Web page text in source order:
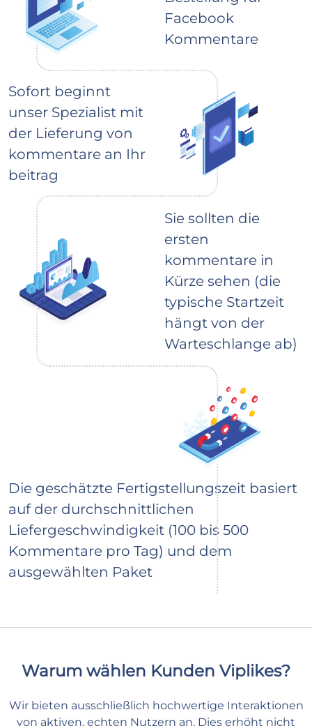
Facebook
Kommentare
Sofort beginnt
unser Spezialist mit
der Lieferung von
kommentare an Ihr
beitrag
Sie sollten die
ersten
kommentare in
Kürze sehen (die
typische Startzeit
hängt von der
Warteschlange ab)
Die geschätzte Fertigstellungszeit basiert
auf der durchschnittlichen
Liefergeschwindigkeit (100 bis 500
Kommentare pro Tag) und dem
ausgewählten Paket
Warum wählen Kunden Viplikes?
Wir bieten ausschließlich hochwertige Interaktionen
von aktiven, echten Nutzern an. Dies erhöht nicht